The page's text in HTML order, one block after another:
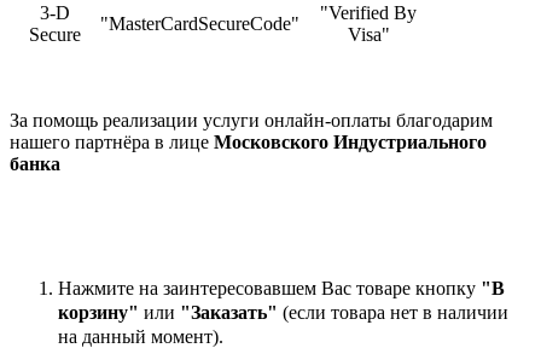
3-D
Secure
"MasterCardSecureCode"
"Verified By
Visa"
За помощь реализации услуги онлайн-оплаты благодарим
нашего партнёра в лице Московского Индустриального
банка
Нажмите на заинтересовавшем Вас товаре кнопку "В
корзину" или "Заказать" (если товара нет в наличии
на данный момент).